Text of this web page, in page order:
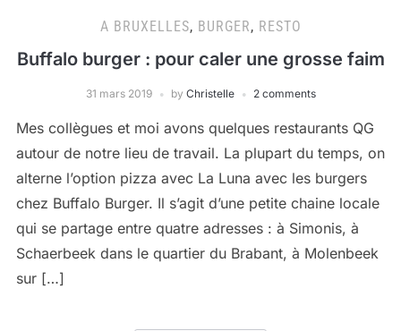
A BRUXELLES, BURGER, RESTO
Buffalo burger : pour caler une grosse faim
31 mars 2019 by Christelle 2 comments
Mes collègues et moi avons quelques restaurants QG
autour de notre lieu de travail. La plupart du temps, on
alterne l’option pizza avec La Luna avec les burgers
chez Buffalo Burger. Il s’agit d’une petite chaine locale
qui se partage entre quatre adresses : à Simonis, à
Schaerbeek dans le quartier du Brabant, à Molenbeek
sur […]